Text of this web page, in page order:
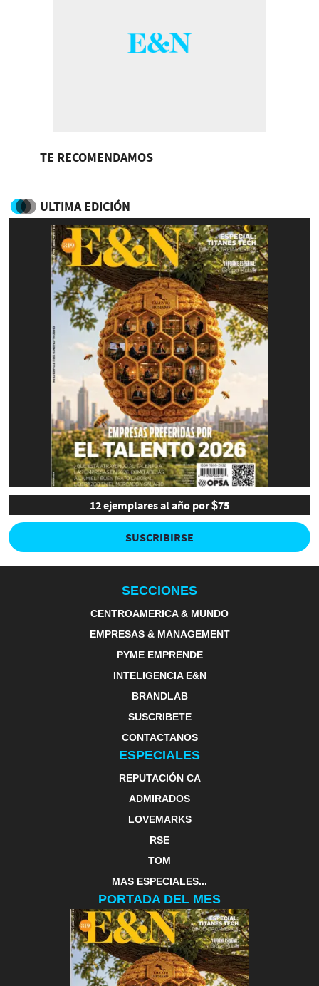
TE RECOMENDAMOS
ULTIMA EDICIÓN
12 ejemplares al año por $75
SUSCRIBIRSE
SECCIONES
CENTROAMERICA & MUNDO
EMPRESAS & MANAGEMENT
PYME EMPRENDE
INTELIGENCIA E&N
BRANDLAB
SUSCRIBETE
CONTACTANOS
ESPECIALES
REPUTACIÓN CA
ADMIRADOS
LOVEMARKS
RSE
TOM
MAS ESPECIALES...
PORTADA DEL MES